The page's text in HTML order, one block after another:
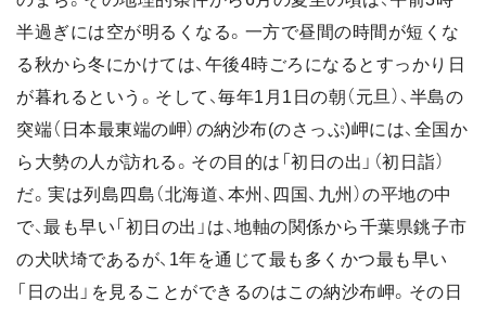
半過ぎには空が明るくなる。一方で昼間の時間が短くな
る秋から冬にかけては、午後4時ごろになるとすっかり日
が暮れるという。そして、毎年1月1日の朝（元旦）、半島の
突端（日本最東端の岬）の納沙布(のさっぷ)岬には、全国か
ら大勢の人が訪れる。その目的は「初日の出」（初日詣）
だ。実は列島四島（北海道、本州、四国、九州）の平地の中
で、最も早い「初日の出」は、地軸の関係から千葉県銚子市
の犬吠埼であるが、1年を通じて最も多くかつ最も早い
「日の出」を見ることができるのはこの納沙布岬。その日